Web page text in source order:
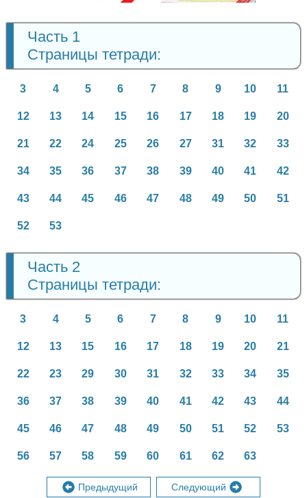
Часть 1
Страницы тетради:
3 4 5 6 7 8 9 10 11
12 13 14 15 16 17 18 19 20
21 22 24 25 26 27 31 32 33
34 35 36 37 38 39 40 41 42
43 44 45 46 47 48 49 50 51
52 53
Часть 2
Страницы тетради:
3 4 5 6 7 8 9 10 11
12 13 15 16 17 18 19 20 21
22 23 29 30 31 32 33 34 35
36 37 38 39 40 41 42 43 44
45 46 47 48 49 50 51 52 53
56 57 58 59 60 61 62 63
Предыдущий Следующий